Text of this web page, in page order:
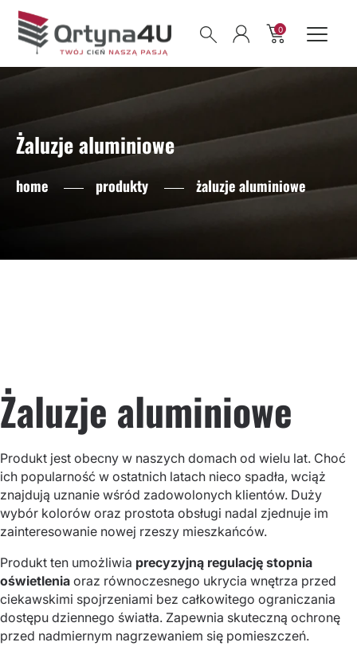
0
Żaluzje aluminiowe
home produkty żaluzje aluminiowe
Żaluzje aluminiowe
Produkt jest obecny w naszych domach od wielu lat. Choć
ich popularność w ostatnich latach nieco spadła, wciąż
znajdują uznanie wśród zadowolonych klientów. Duży
wybór kolorów oraz prostota obsługi nadal zjednuje im
zainteresowanie nowej rzeszy mieszkańców.
Produkt ten umożliwia precyzyjną regulację stopnia
oświetlenia oraz równoczesnego ukrycia wnętrza przed
ciekawskimi spojrzeniami bez całkowitego ograniczania
dostępu dziennego światła. Zapewnia skuteczną ochronę
przed nadmiernym nagrzewaniem się pomieszczeń.